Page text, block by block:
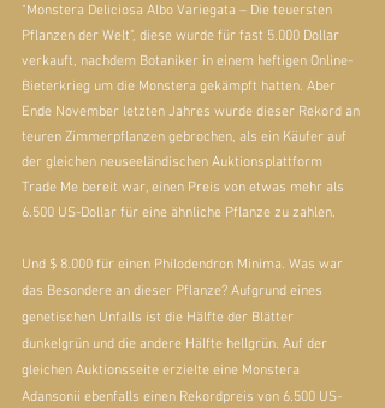
"Monstera Deliciosa Albo Variegata – Die teuersten
Pflanzen der Welt", diese wurde für fast 5.000 Dollar
verkauft, nachdem Botaniker in einem heftigen Online-
Bieterkrieg um die Monstera gekämpft hatten. Aber
Ende November letzten Jahres wurde dieser Rekord an
teuren Zimmerpflanzen gebrochen, als ein Käufer auf
der gleichen neuseeländischen Auktionsplattform
Trade Me bereit war, einen Preis von etwas mehr als
6.500 US-Dollar für eine ähnliche Pflanze zu zahlen.
Und $ 8.000 für einen Philodendron Minima. Was war
das Besondere an dieser Pflanze? Aufgrund eines
genetischen Unfalls ist die Hälfte der Blätter
dunkelgrün und die andere Hälfte hellgrün. Auf der
gleichen Auktionsseite erzielte eine Monstera
Adansonii ebenfalls einen Rekordpreis von 6.500 US-